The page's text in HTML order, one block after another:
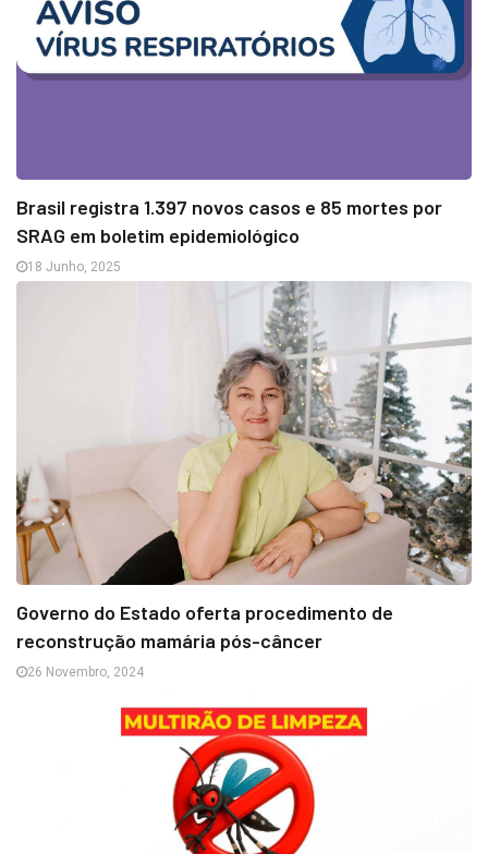
Brasil registra 1.397 novos casos e 85 mortes por
SRAG em boletim epidemiológico
18 Junho, 2025
Governo do Estado oferta procedimento de
reconstrução mamária pós-câncer
26 Novembro, 2024